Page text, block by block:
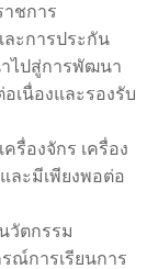
ชการ
ะการประกัน
ไปสู่การพัฒนา
เนื่องและรองรับ
องจักร เครื่อง
ละมีเพียงพอต่อ
วัตกรรม
ณ์การเรียนการ